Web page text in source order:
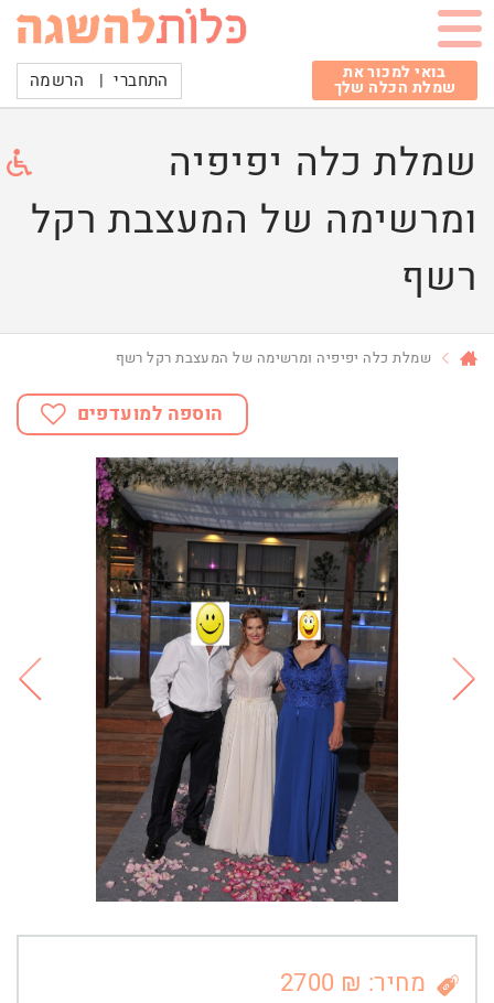
בואי למכור את
שמלת הכלה שלך התחברי | הרשמה
שמלת כלה יפיפיה
ומרשימה של המעצבת רקל
רשף
שמלת כלה יפיפיה ומרשימה של המעצבת רקל רשף
הוספה למועדפים
מחיר: ₪ 2700